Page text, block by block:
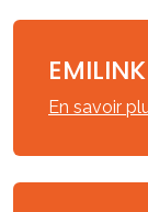
EMILINK
En savoir